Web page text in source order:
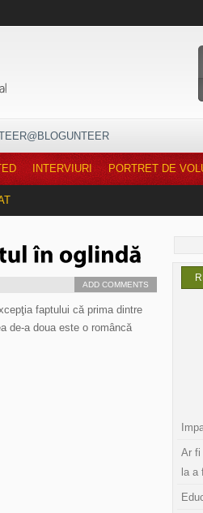
INTERVIURI PORTRET DE
ADD COMMENTS
faptului că prima dintre
de-a doua este o româncă
Ar fi
la a